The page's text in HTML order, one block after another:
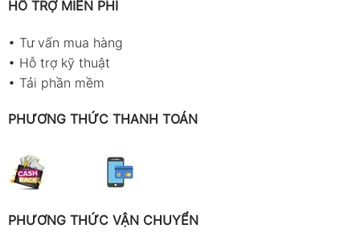
Cách sử dụng Huatec HT-6510D đúng
Trong các hoạt động kiểm tra chất lượng nhựa
cứng, epoxy hay vật liệu kỹ thuật có độ cứng cao,
việc sử dụng
6510Dđúng quy trình sẽ giúp kết quả đo ổn định
những yếu tố quan trọng giúp thiết bị phát huy tối
đa độ chính xác theo tiêu chuẩn Shore D.
Quy trình kiểm tra máy
HỖ TRỢ MIỄN PHÍ
• Tư vấn mua hàng
• Hỗ trợ kỹ thuật
• Tải phần mềm
PHƯƠNG THỨC THANH TOÁN
PHƯƠNG THỨC VẬN CHUYỂN